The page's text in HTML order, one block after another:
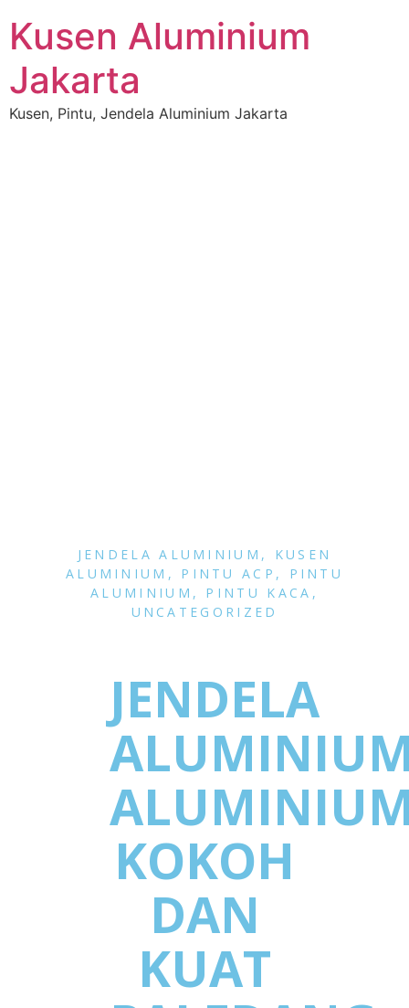
Kusen Aluminium
Jakarta
Kusen, Pintu, Jendela Aluminium Jakarta
JENDELA ALUMINIUM , KUSEN
ALUMINIUM , PINTU ACP , PINTU
ALUMINIUM , PINTU KACA ,
UNCATEGORIZED
JENDELA
KOKOH
DAN
KUAT